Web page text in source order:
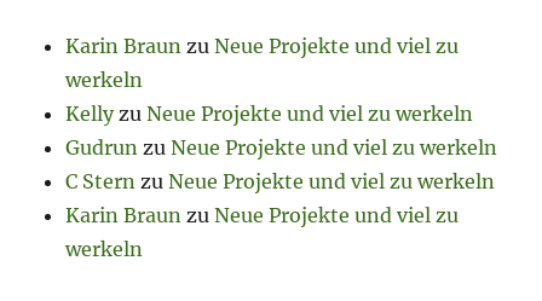
Karin Braun zuNeue Projekte und viel zu
werkeln
KellyzuNeue Projekte und viel zu werkeln
Gudrun zuNeue Projekte und viel zu werkeln
C Stern zuNeue Projekte und viel zu werkeln
Karin Braun zuNeue Projekte und viel zu
werkeln